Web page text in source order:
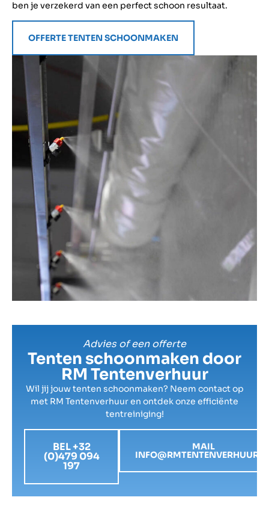
ben je verzekerd van een perfect schoon resultaat.
OFFERTE TENTEN SCHOONMAKEN
Advies of een offerte
Tenten schoonmaken door
RM Tentenverhuur
Wil jij jouw tenten schoonmaken? Neem contact op
met RM Tentenverhuur en ontdek onze efficiënte
tentreiniging!
BEL +32
(0)479 094
197
MAIL